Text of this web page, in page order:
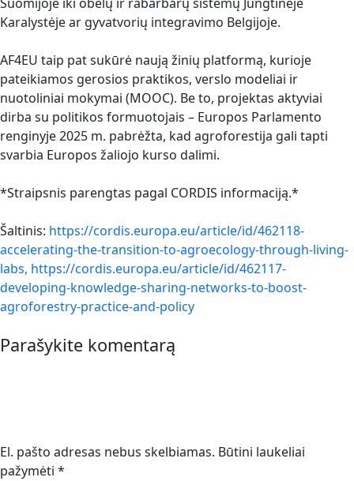
Karalystėje ar gyvatvorių integravimo Belgijoje.
AF4EU taip pat sukūrė naują žinių platformą, kurioje
pateikiamos gerosios praktikos, verslo modeliai ir
nuotoliniai mokymai (MOOC). Be to, projektas aktyviai
dirba su politikos formuotojais – Europos Parlamento
renginyje 2025 m. pabrėžta, kad agroforestija gali tapti
svarbia Europos žaliojo kurso dalimi.
*Straipsnis parengtas pagal CORDIS informaciją.*
Šaltinis: https://cordis.europa.eu/article/id/462118-
accelerating-the-transition-to-agroecology-through-living-
labs, https://cordis.europa.eu/article/id/462117-
developing-knowledge-sharing-networks-to-boost-
agroforestry-practice-and-policy
Parašykite komentarą
El. pašto adresas nebus skelbiamas. Būtini laukeliai
pažymėti *